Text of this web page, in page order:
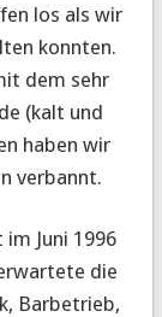
los als wir
konnten.
dem sehr
(kalt und
haben wir
verbannt.
Juni 1996
die
Barbetrieb,